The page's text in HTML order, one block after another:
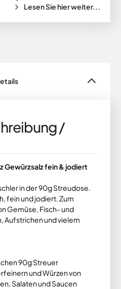
Lesen Sie hier weiter...
/
Gewürzsalz fein & jodiert
in der 90g Streudose.
fein und jodiert. Zum
Gemüse, Fisch- und
Aufstrichen und vielem
90g Streuer
und Würzen von
Salaten und Saucen